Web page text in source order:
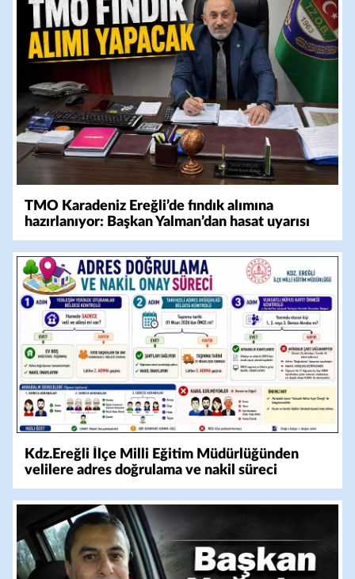
TMO Karadeniz Ereğli’de fındık alımına
hazırlanıyor: Başkan Yalman’dan hasat uyarısı
Kdz.Ereğli İlçe Milli Eğitim Müdürlüğünden
velilere adres doğrulama ve nakil süreci
bilgilendirmesi